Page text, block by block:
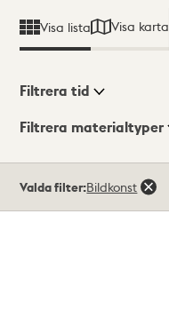
Visa lista Visa karta
Visningsläge
Filtrera tid
Filtrera materialtyper
träffar
Valda filter:Bildkonst